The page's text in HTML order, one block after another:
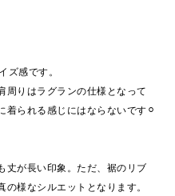
ズ感です。
周りはラグランの仕様となって
着られる感じにはならないです⚪︎
丈が長い印象。ただ、裾のリブ
様なシルエットとなります。